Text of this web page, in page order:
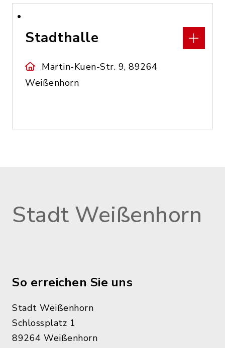
Stadthalle
Martin-Kuen-Str. 9, 89264
Weißenhorn
Stadt Weißenhorn
So erreichen Sie uns
Stadt Weißenhorn
Schlossplatz 1
89264 Weißenhorn